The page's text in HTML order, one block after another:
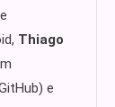
Thiago
e